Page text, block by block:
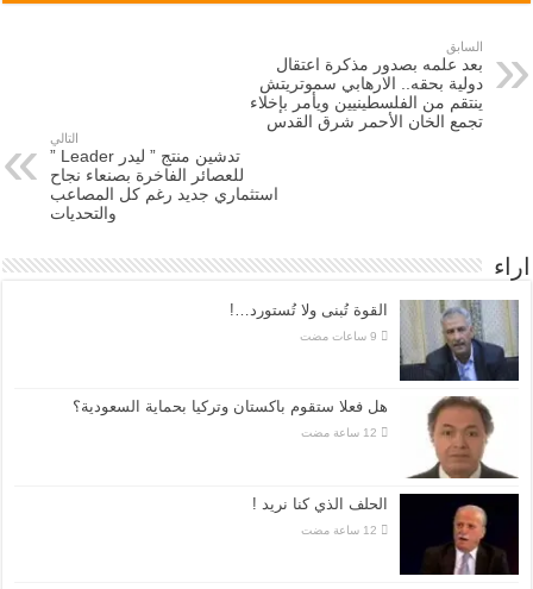
السابق
بعد علمه بصدور مذكرة اعتقال
دولية بحقه.. الارهابي سموتريتش
ينتقم من الفلسطينيين ويأمر بإخلاء
تجمع الخان الأحمر شرق القدس
التالي
تدشين منتج ” ليدر Leader ”
للعصائر الفاخرة بصنعاء نجاح
استثماري جديد رغم كل المصاعب
والتحديات
اراء
القوة تُبنى ولا تُستورد…!
هل فعلا ستقوم باكستان وتركيا بحماية السعودية؟
الحلف الذي كنا نريد !